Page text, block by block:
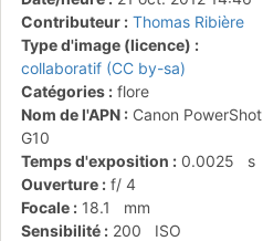
Contributeur
Thomas Ribière
Type d'image (licence)
collaboratif (CC by-sa)
Catégories
flore
Nom de l'APN
Canon PowerShot
G10
Temps d'exposition
0.0025
s
Ouverture
f/4
Focale
18.1
mm
Sensibilité
200
ISO